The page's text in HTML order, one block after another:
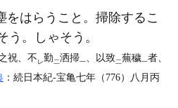
をはらうこと。掃除するこ
う。しゃそう。
祝、不 レ勤 二洒掃一 、以致二蕪穢一者、
：続日本紀‐宝亀七年（776）八月丙